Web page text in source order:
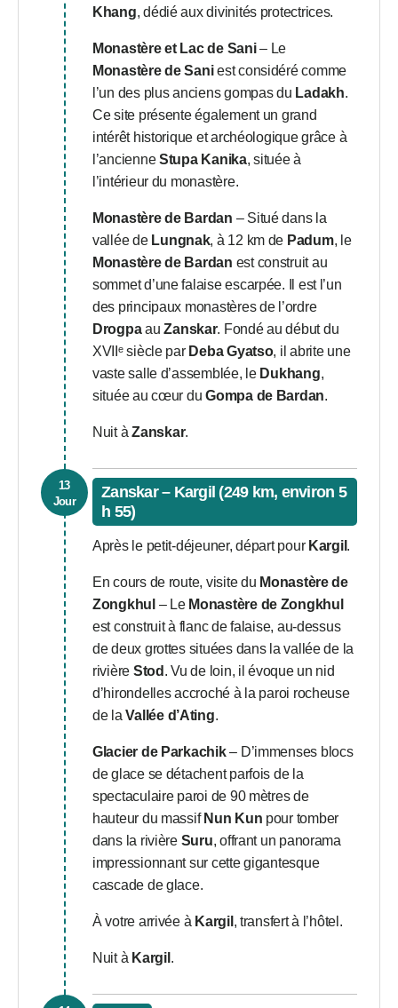
Khang, dédié aux divinités protectrices.
Monastère et Lac de Sani– Le
Monastère de Saniest considéré comme
l’un des plus anciens gompas du Ladakh.
Ce site présente également un grand
intérêt historique et archéologique grâce à
l’ancienneStupa Kanika, située à
l’intérieur du monastère.
Monastère de Bardan – Situé dans la
vallée de Lungnak, à 12 km de Padum, le
Monastère de Bardan est construit au
sommet d’une falaise escarpée. Il est l’un
des principaux monastères de l’ordre
DrogpaauZanskar. Fondé au début du
XVIIᵉ siècle par Deba Gyatso, il abrite une
vaste salle d’assemblée, le Dukhang,
située au cœur duGompa de Bardan.
Nuit àZanskar.
13
Jour
Zanskar – Kargil (249 km, environ 5
h 55)
Après le petit-déjeuner, départ pour Kargil .
En cours de route, visite du Monastère de
Zongkhul – Le Monastère de Zongkhul
est construit à flanc de falaise, au-dessus
de deux grottes situées dans la vallée de la
rivière Stod . Vu de loin, il évoque un nid
d’hirondelles accroché à la paroi rocheuse
de laVallée d’Ating.
Glacier de Parkachik– D’immenses blocs
de glace se détachent parfois de la
spectaculaire paroi de 90 mètres de
hauteur du massif Nun Kun pour tomber
dans la rivière Suru, offrant un panorama
impressionnant sur cette gigantesque
cascade de glace.
À votre arrivée à Kargil , transfert à l’hôtel.
Nuit à Kargil .